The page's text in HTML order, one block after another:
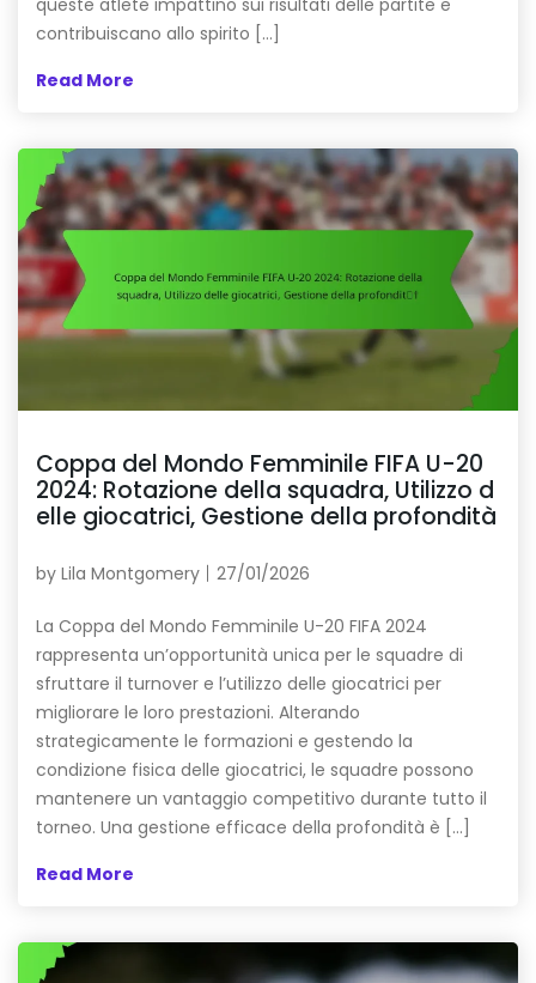
contribuiscano allo spirito […]
Read More
Coppa del Mondo Femminile FIFA U-20
2024: Rotazione della squadra, Utilizzo d
elle giocatrici, Gestione della profondità
by Lila Montgomery 27/01/2026
La Coppa del Mondo Femminile U-20 FIFA 2024
rappresenta un’opportunità unica per le squadre di
sfruttare il turnover e l’utilizzo delle giocatrici per
migliorare le loro prestazioni. Alterando
strategicamente le formazioni e gestendo la
condizione fisica delle giocatrici, le squadre possono
mantenere un vantaggio competitivo durante tutto il
torneo. Una gestione efficace della profondità è […]
Read More